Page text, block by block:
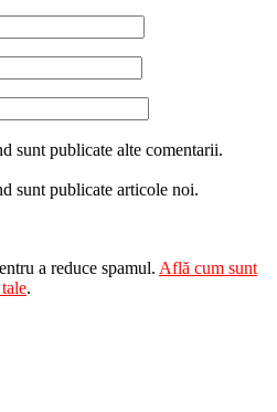
sunt publicate alte comentarii.
sunt publicate articole noi.
a reduce spamul. Află cum sunt
.